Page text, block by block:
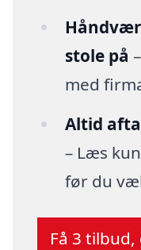
stole på
med
Altid
– Læs
før du
Få 3